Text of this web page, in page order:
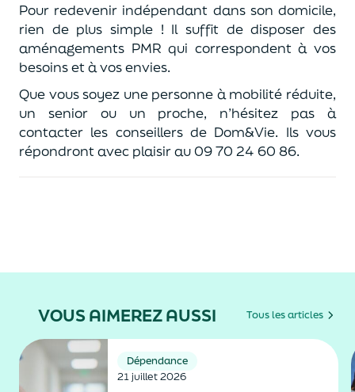
Pour redevenir indépendant dans son domicile,
rien de plus simple ! Il suffit de disposer des
aménagements PMR qui correspondent à vos
besoins et à vos envies.
Que vous soyez une personne à mobilité réduite,
un senior ou un proche, n’hésitez pas à
contacter les conseillers de Dom&Vie. Ils vous
répondront avec plaisir au 09 70 24 60 86.
VOUS AIMEREZ AUSSI Tous les articles
Dépendance
21 juillet 2026